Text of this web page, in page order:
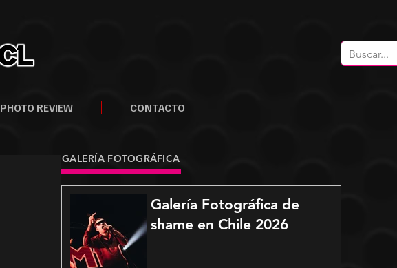
PHOTO REVIEW CONTACTO
GALERÍA FOTOGRÁFICA
Galería Fotográfica de
shame en Chile 2026